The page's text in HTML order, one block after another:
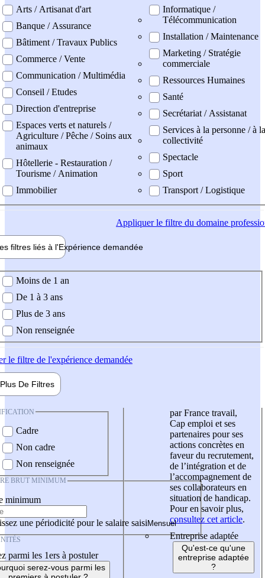
Arts / Artisanat d'art
Banque / Assurance
Bâtiment / Travaux Publics
Commerce / Vente
Communication / Multimédia
Conseil / Etudes
Direction d'entreprise
Espaces verts et naturels /
Agriculture / Pêche / Soins aux
animaux
Hôtellerie - Restauration /
Tourisme / Animation
Immobilier
Informatique /
Télécommunication
Installation / Maintenance
Marketing / Stratégie
commerciale
Ressources Humaines
Santé
Secrétariat / Assistanat
Services à la personne / à la
collectivité
Spectacle
Sport
Transport / Logistique
Appliquerle filtre du domaine
filtres liés à l'Expérience demandée
demandée
Moins de 1 an
De 1 à 3 ans
Plus de 3 ans
Non renseignée
le filtre de l'expérience demandée
Plus De Filtres
Cadre
Non cadre
Non renseignée
BRUT MINIMUM
minimum
une périodicité pour le salaire saisi
parmi les 1ers à postuler
serez-vous parmi les
par France travail,
Cap emploi et ses
partenaires pour ses
actions concrètes en
faveur du recrutement,
de l’intégration et de
l’accompagnement de
ses collaborateurs en
situation de handicap.
Pour en savoir plus,
consultez cet article.
Entreprise adaptée
Qu'est-ce qu'une
entreprise adaptée
?